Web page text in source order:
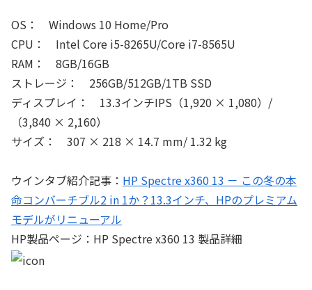
OS： Windows 10 Home/Pro
CPU： Intel Core i5-8265U/Core i7-8565U
RAM： 8GB/16GB
ストレージ： 256GB/512GB/1TB SSD
ディスプレイ： 13.3インチIPS（1,920 × 1,080）/
（3,840 × 2,160）
サイズ： 307 × 218 × 14.7 mm/ 1.32 kg
ウインタブ紹介記事： HP Spectre x360 13 － この冬の本
命コンバーチブル2 in 1か？13.3インチ、HPのプレミアム
モデルがリニューアル
HP製品ページ：HP Spectre x360 13 製品詳細